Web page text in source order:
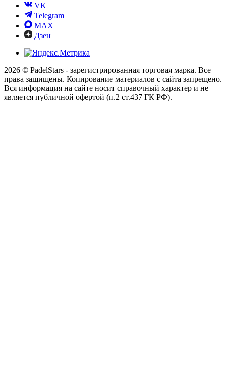
VK
Telegram
MAX
Дзен
2026 © PadelStars - зарегистрированная торговая марка. Все
права защищены. Копирование материалов с сайта запрещено.
Вся информация на сайте носит справочный характер и не
является публичной офертой (п.2 ст.437 ГК РФ).